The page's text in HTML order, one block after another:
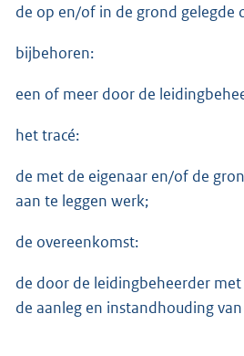
de op en/of in de grond gelegde
bijbehoren:
een of meer door de
het tracé:
de met de eigenaar en/of de
aan te leggen werk;
de overeenkomst:
de door de leidingbeheerder
de aanleg en instandhouding